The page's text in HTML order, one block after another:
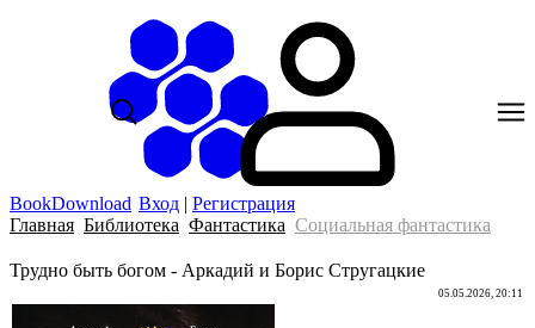
BookDownload Вход | Регистрация
Главная Библиотека Фантастика Социальная фантастика
Трудно быть богом - Аркадий и Борис Стругацкие
05.05.2026, 20:11